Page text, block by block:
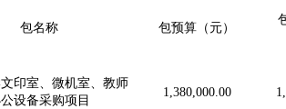
包名称 包预算（元）
印室、微机室、教师
设备采购项目
1,380,000.00 1,